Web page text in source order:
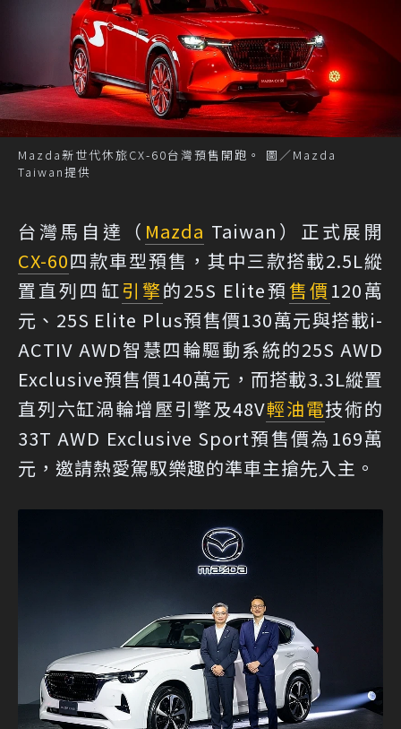
Mazda新世代休旅CX-60台灣預售開跑。 圖／Mazda
Taiwan提供
台灣馬自達（ Mazda Taiwan）正式展開
CX-60四款車型預售，其中三款搭載2.5L縱
置直列四缸引擎的25S Elite預 售價120萬
元、25S Elite Plus預售價130萬元與搭載i-
ACTIV AWD智慧四輪驅動系統的25S AWD
Exclusive預售價140萬元，而搭載3.3L縱置
直列六缸渦輪增壓引擎及48V輕油電技術的
33T AWD Exclusive Sport預售價為169萬
元，邀請熱愛駕馭樂趣的準車主搶先入主。